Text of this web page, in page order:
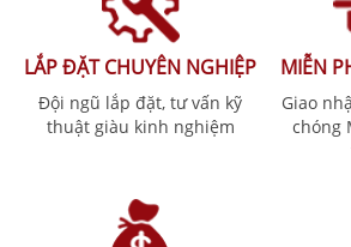
LẮP ĐẶT CHUYÊN NGHIỆP
Đội ngũ lắp đặt, tư vấn kỹ
thuật giàu kinh nghiệm
MIỄN
Giao
chóng